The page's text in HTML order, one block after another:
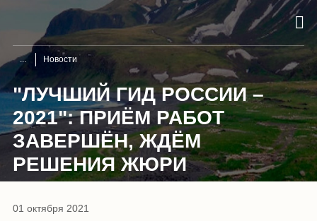
Новости
"ЛУЧШИЙ ГИД РОССИИ –
2021": ПРИЁМ РАБОТ
ЗАВЕРШЁН, ЖДЁМ
РЕШЕНИЯ ЖЮРИ
01 октября 2021